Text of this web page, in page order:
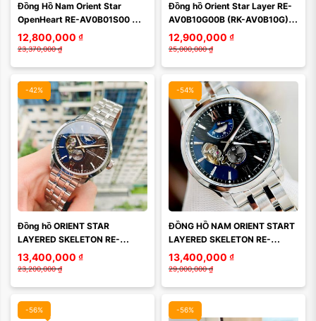
Đồng Hồ Nam Orient Star
OpenHeart RE-AV0B01S00
Chính Hãng
12,800,000 ₫
23,370,000 ₫
Đồng hồ Orient Star Layer RE-
AV0B10G00B (RK-AV0B10G) –
Tuyệt tác Automatic dial vàng
champagne mới
12,900,000 ₫
25,000,000 ₫
-42%
Xóa
Đồng hồ ORIENT STAR
LAYERED SKELETON RE-
AV0B02Y00B
13,400,000 ₫
23,200,000 ₫
-54%
Xóa
ĐỒNG HỒ NAM ORIENT START
LAYERED SKELETON RE-
AV0B02Y00B (RE-AV0B02Y)
13,400,000 ₫
29,000,000 ₫
-56% -56%